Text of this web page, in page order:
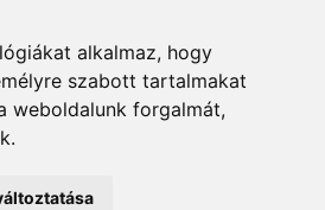
alkalmaz, hogy
szabott tartalmakat
weboldalunk forgalmát,